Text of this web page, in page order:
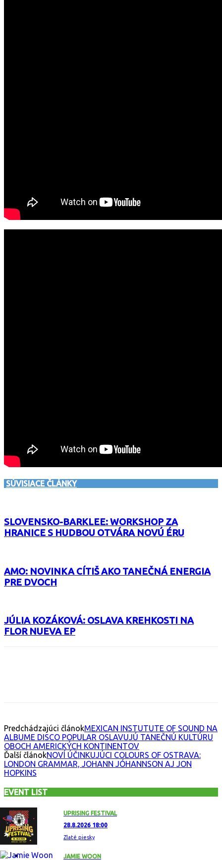
SÚVISIACE ČLÁNKY
SLOVENSKO-BARKLEE: WORKSHOP ZA
HRANICE S HUDBOU OTVÁRA NOVÚ ÉRU
AMO: NOVINKA CÍTIŠ AKO TANEČNÁ ENERGIA
PRE DVOCH
JÚLIA KOZÁKOVÁ: OSLAVA KREHKOSTI NA
FLOR NUEVA EP
Predchádzajúci článokMEXICAN INSTUTUTE OF SOUND NA
ALBUME DISCO POPULAR OSLAVUJÚ TANEČNÚ KULTÚRU
OBOCH AMERICKÝCH KONTINENTOV
Ďalší článokNOVÍ ÚČINKUJÚCI COLOURS OF OSTRAVA:
LONDON GRAMMAR, JOHANN JÓHANNSON AJ JON
HOPKINS
EVENT LIST
UPRISING FESTIVAL
28.8.2026 18:00
Zlaté piesky
JAMIE WOON